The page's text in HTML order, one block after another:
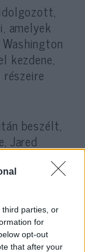
third parties, or
for
opt-out
that after your
amelyek
kezdene,
beszélt,
Jared
az érintett
ebben